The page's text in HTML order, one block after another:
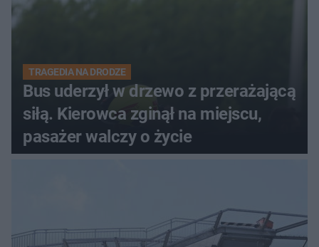
TRAGEDIA NA DRODZE
Bus uderzył w drzewo z przerażającą
siłą. Kierowca zginął na miejscu,
pasażer walczy o życie